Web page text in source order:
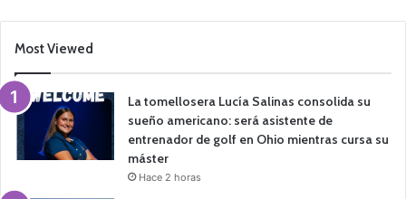
Most Viewed
La tomellosera Lucía Salinas consolida su
sueño americano: será asistente de
entrenador de golf en Ohio mientras cursa su
máster
Hace 2 horas